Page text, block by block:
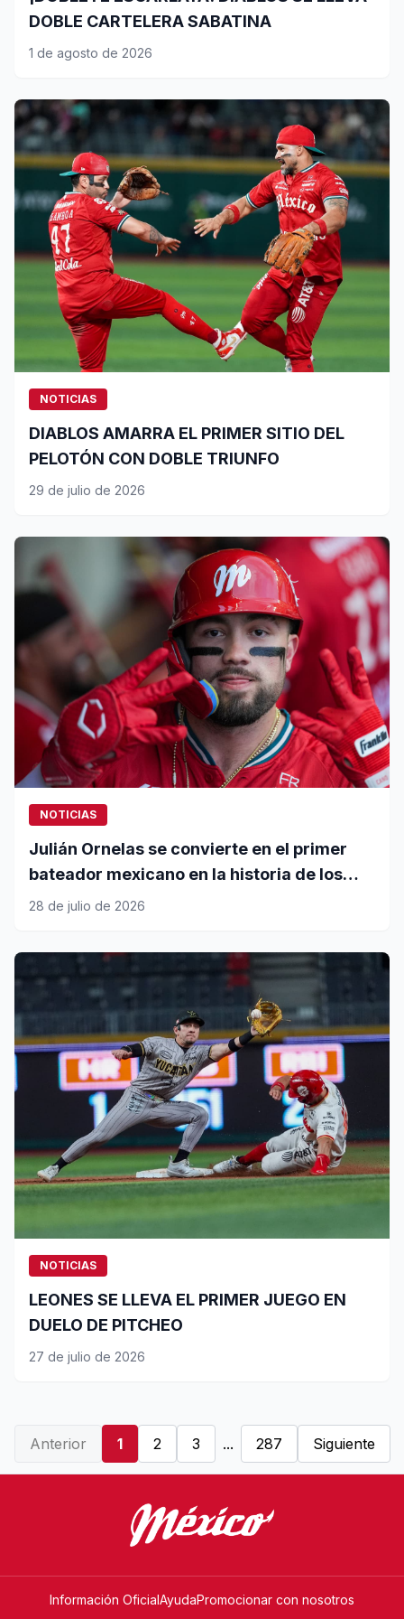
DOBLE CARTELERA SABATINA
1 de agosto de 2026
NOTICIAS
DIABLOS AMARRA EL PRIMER SITIO DEL
PELOTÓN CON DOBLE TRIUNFO
29 de julio de 2026
NOTICIAS
Julián Ornelas se convierte en el primer
bateador mexicano en la historia de los
Diablos Rojos en unirse al club del 20-20
28 de julio de 2026
NOTICIAS
LEONES SE LLEVA EL PRIMER JUEGO EN
DUELO DE PITCHEO
27 de julio de 2026
Anterior 1 2 3 ... 287 Siguiente
Información OficialAyudaPromocionar con nosotros